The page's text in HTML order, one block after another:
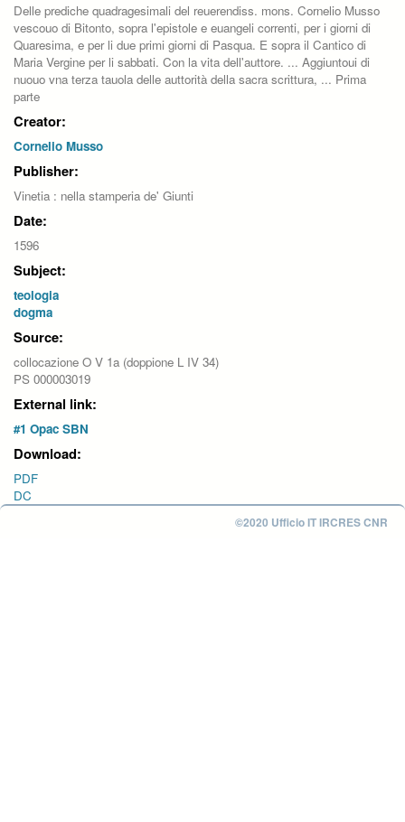
Delle prediche quadragesimali del reuerendiss. mons. Cornelio Musso
vescouo di Bitonto, sopra l'epistole e euangeli correnti, per i giorni di
Quaresima, e per li due primi giorni di Pasqua. E sopra il Cantico di
Maria Vergine per li sabbati. Con la vita dell'auttore. ... Aggiuntoui di
nuouo vna terza tauola delle auttorità della sacra scrittura, ... Prima
parte
Creator:
Cornelio Musso
Publisher:
Vinetia : nella stamperia de' Giunti
Date:
1596
Subject:
teologia
dogma
Source:
collocazione O V 1a (doppione L IV 34)
PS 000003019
External link:
#1 Opac SBN
Download:
PDF
DC
©2020 Ufficio IT IRCRES CNR